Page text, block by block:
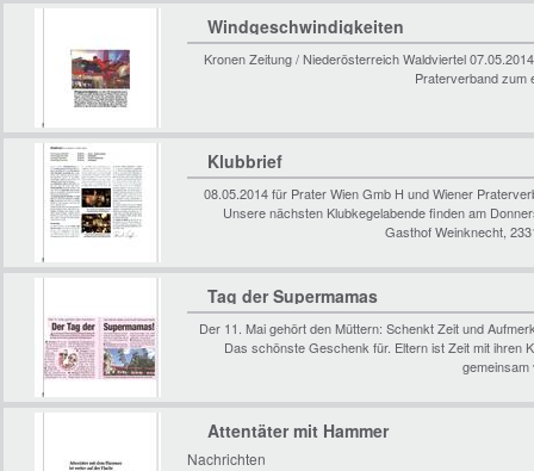
Windgeschwindigkeiten
Kronen Zeitung / Niederösterreich Waldviertel
Praterverband
Klubbrief
08.05.2014 für Prater Wien Gmb H und Wiener
Unsere nächsten Klubkegelabende finden am
Gasthof Weinknecht,
Tag der Supermamas
Der 11. Mai gehört den Müttern: Schenkt Zeit und
Das schönste Geschenk für. Eltern ist Zeit mit ihren
Attentäter mit Hammer
Nachrichten